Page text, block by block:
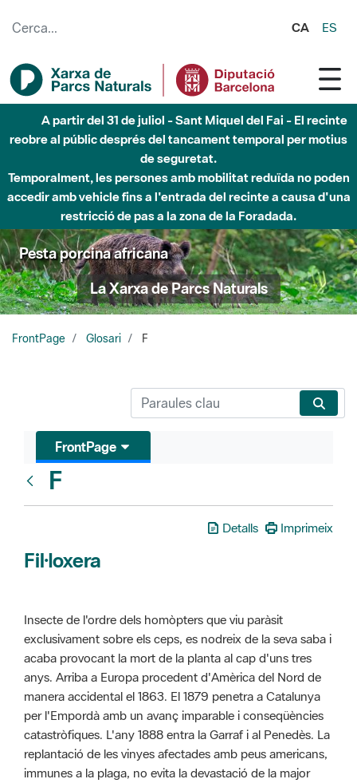
CA ES
A partir del 31 de juliol - Sant Miquel del Fai - El recinte
reobre al públic després del tancament temporal per motius
de seguretat.
Temporalment, les persones amb mobilitat reduïda no poden
accedir amb vehicle fins a l'entrada del recinte a causa d'una
restricció de pas a la zona de la Foradada.
Pesta porcina africana
La Xarxa de Parcs Naturals
FrontPage Glosari F
FrontPage
F
Detalls Imprimeix
Fil·loxera
Insecte de l'ordre dels homòpters que viu paràsit
exclusivament sobre els ceps, es nodreix de la seva saba i
acaba provocant la mort de la planta al cap d'uns tres
anys. Arriba a Europa procedent d'Amèrica del Nord de
manera accidental el 1863. El 1879 penetra a Catalunya
per l'Empordà amb un avanç imparable i conseqüències
catastròfiques. L'any 1888 entra la Garraf i al Penedès. La
replantació de les vinyes afectades amb peus americans,
immunes a la plaga, no evita la devastació de la major